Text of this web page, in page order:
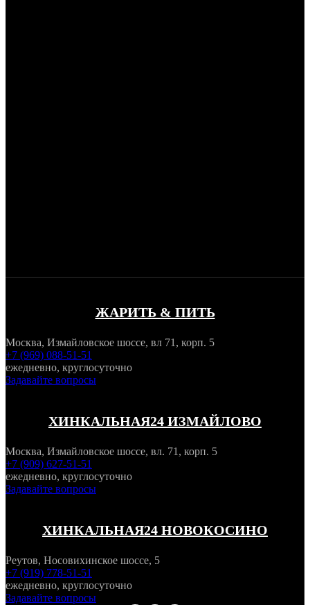
ЖАРИТЬ & ПИТЬ
Москва, Измайловское шоссе, вл 71, корп. 5
+7 (969) 088-51-51
ежедневно, круглосуточно
Задавайте вопросы
ХИНКАЛЬНАЯ24 ИЗМАЙЛОВО
Москва, Измайловское шоссе, вл. 71, корп. 5
+7 (909) 627-51-51
ежедневно, круглосуточно
Задавайте вопросы
ХИНКАЛЬНАЯ24 НОВОКОСИНО
Реутов, Носовихинское шоссе, 5
+7 (919) 778-51-51
ежедневно, круглосуточно
Задавайте вопросы